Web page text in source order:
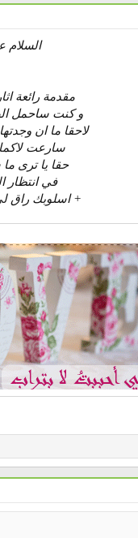
السلام
مقدمة رائعة
و كنت ساحمل
لاحقا ما ان
سارعت
حقا يا ترى
في انتظار
+ اسلوبك راق